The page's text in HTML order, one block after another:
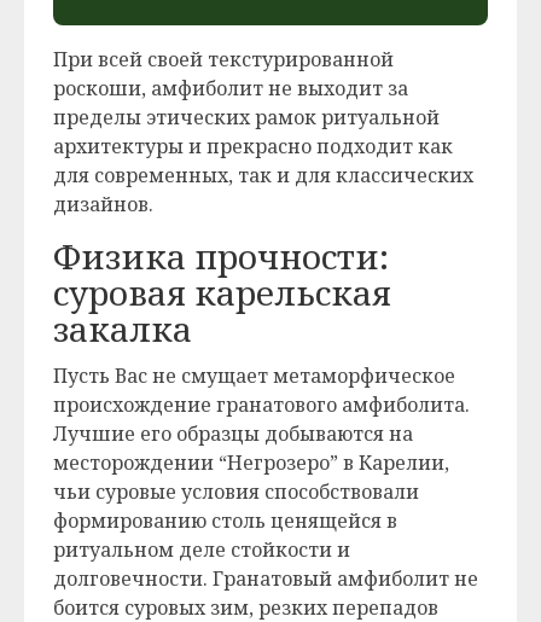
При всей своей текстурированной
роскоши, амфиболит не выходит за
пределы этических рамок ритуальной
архитектуры и прекрасно подходит как
для современных, так и для классических
дизайнов.
Физика прочности:
суровая карельская
закалка
Пусть Вас не смущает метаморфическое
происхождение гранатового амфиболита.
Лучшие его образцы добываются на
месторождении “Негрозеро” в Карелии,
чьи суровые условия способствовали
формированию столь ценящейся в
ритуальном деле стойкости и
долговечности. Гранатовый амфиболит не
боится суровых зим, резких перепадов